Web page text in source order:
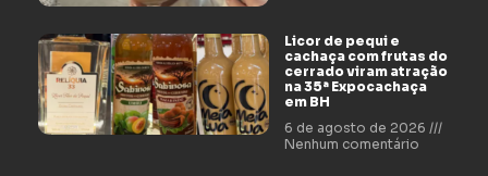
Licor de pequi e
cachaça com frutas do
cerrado viram atração
na 35ª Expocachaça
em BH
6 de agosto de 2026
Nenhum comentário